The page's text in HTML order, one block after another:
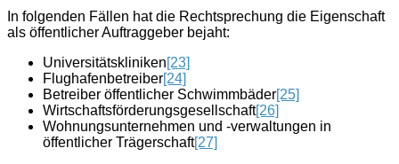
In folgenden Fällen hat die Rechtsprechung die Eigenschaft
als öffentlicher Auftraggeber bejaht:
Universitätskliniken[23]
Flughafenbetreiber[24]
Betreiber öffentlicher Schwimmbäder[25]
Wirtschaftsförderungsgesellschaft[26]
Wohnungsunternehmen und -verwaltungen in
öffentlicher Trägerschaft[27]